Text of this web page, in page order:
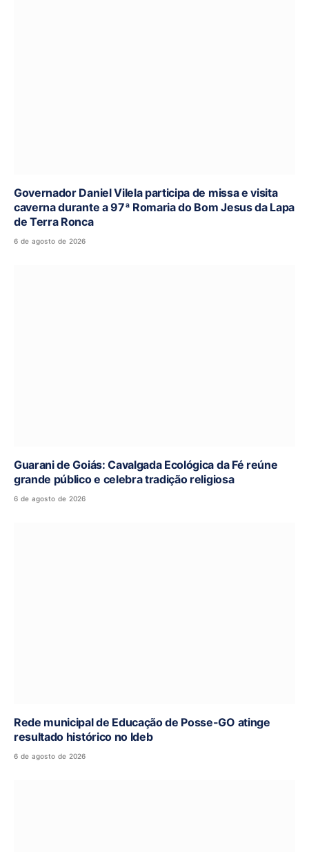
Governador Daniel Vilela participa de missa e visita
caverna durante a 97ª Romaria do Bom Jesus da Lapa
de Terra Ronca
6 de agosto de 2026
Guarani de Goiás: Cavalgada Ecológica da Fé reúne
grande público e celebra tradição religiosa
6 de agosto de 2026
Rede municipal de Educação de Posse-GO atinge
resultado histórico no Ideb
6 de agosto de 2026